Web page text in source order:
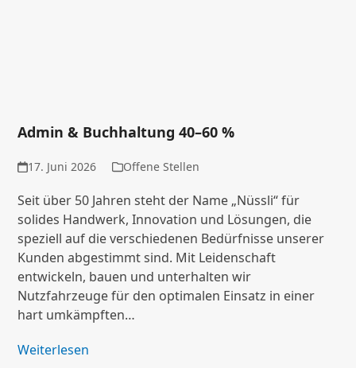
Admin & Buchhaltung 40–60 %
17. Juni 2026 Offene Stellen
Seit über 50 Jahren steht der Name „Nüssli“ für
solides Handwerk, Innovation und Lösungen, die
speziell auf die verschiedenen Bedürfnisse unserer
Kunden abgestimmt sind. Mit Leidenschaft
entwickeln, bauen und unterhalten wir
Nutzfahrzeuge für den optimalen Einsatz in einer
hart umkämpften…
Weiterlesen